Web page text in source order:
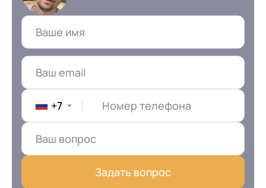
+7 Номер телефона
Задать вопрос